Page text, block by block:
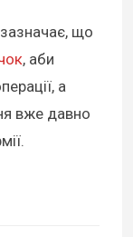
що
, аби
а
вже давно